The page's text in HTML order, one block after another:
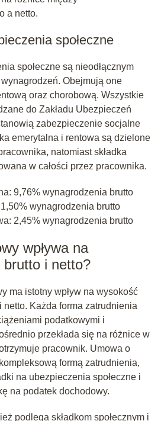
a netto.
społeczne
społeczne są nieodłącznym
Obejmują one
oraz chorobową. Wszystkie
do Zakładu Ubezpieczeń
zabezpieczenie socjalne
emerytalna i rentowa są dzielone
natomiast składka
w całości przez pracownika.
9,76% wynagrodzenia brutto
wynagrodzenia brutto
2,45% wynagrodzenia brutto
wpływa na
i netto?
ma istotny wpływ na wysokość
Każda forma zatrudnienia
podatkowymi i
przekłada się na różnice w
pracownik. Umowa o
formą zatrudnienia,
na ubezpieczenia społeczne i
na podatek dochodowy.
podlega składkom społecznym i